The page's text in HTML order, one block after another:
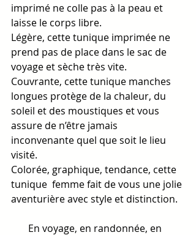
imprimé ne colle pas à la peau et
laisse le corps libre.
Légère, cette tunique imprimée ne
prend pas de place dans le sac de
voyage et sèche très vite.
Couvrante, cette tunique manches
longues protège de la chaleur, du
soleil et des moustiques et vous
assure de n’être jamais
inconvenante quel que soit le lieu
visité.
Colorée, graphique, tendance, cette
tunique  femme fait de vous une jolie
aventurière avec style et distinction.